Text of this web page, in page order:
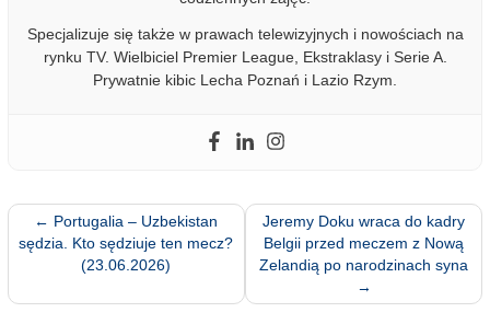
Specjalizuje się także w prawach telewizyjnych i nowościach na
rynku TV. Wielbiciel Premier League, Ekstraklasy i Serie A.
Prywatnie kibic Lecha Poznań i Lazio Rzym.
← Portugalia – Uzbekistan
sędzia. Kto sędziuje ten mecz?
(23.06.2026)
Jeremy Doku wraca do kadry
Belgii przed meczem z Nową
Zelandią po narodzinach syna
→